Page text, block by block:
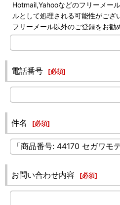
Hotmail,Yahooなどのフリーメー
ルとして処理される可能性がござ
フリーメール以外のご登録をお勧
電話番号 [必須]
件名 [必須]
お問い合わせ内容 [必須]